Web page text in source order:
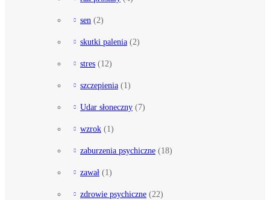
sen (2)
skutki palenia (2)
stres (12)
szczepienia (1)
Udar słoneczny (7)
wzrok (1)
zaburzenia psychiczne (18)
zawał (1)
zdrowie psychiczne (22)